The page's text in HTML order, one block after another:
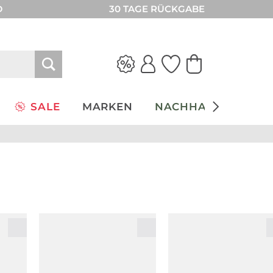
30 TAGE RÜCKGABE
SALE MARKEN NACHHALTIGKEIT